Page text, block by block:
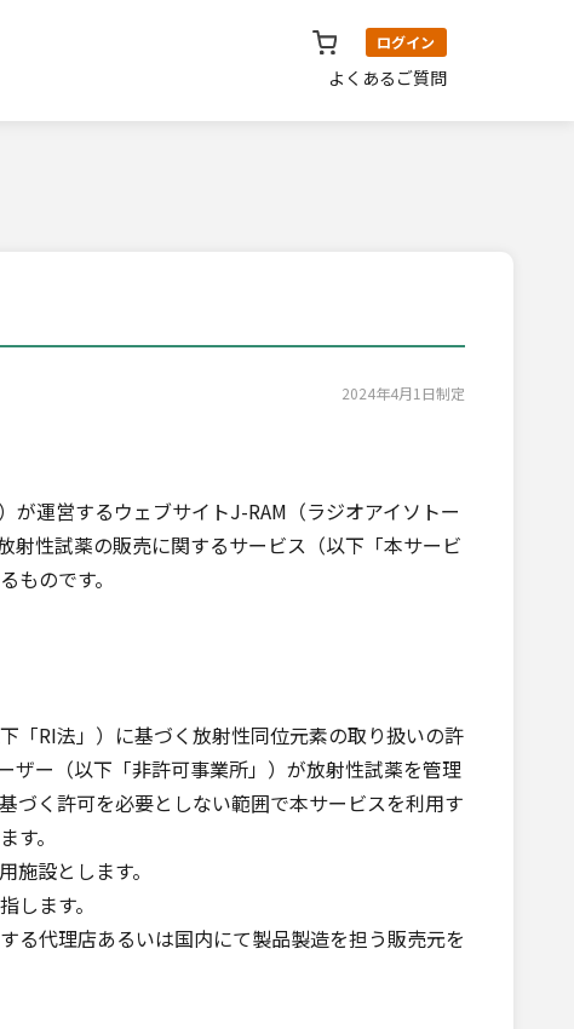
ログイン
よくあるご質問
2024年4月1日制定
運営するウェブサイトJ-RAM（ラジオアイソトー
射性試薬の販売に関するサービス（以下「本サービ
ものです。
「RI法」）に基づく放射性同位元素の取り扱いの許
ザー（以下「非許可事業所」）が放射性試薬を管理
づく許可を必要としない範囲で本サービスを利用す
す。
施設とします。
します。
る代理店あるいは国内にて製品製造を担う販売元を